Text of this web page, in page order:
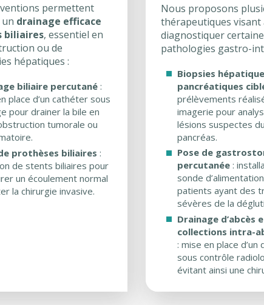
permettent
un drainage efficace
biliaires, essentiel en
ou de
hépatiques :
biliaire percutané:
place d’un cathéter sous
pour drainer la bile en
tumorale ou
prothèses biliaires :
de stents biliaires pour
un écoulement normal
la chirurgie invasive.
Nous proposons
thérapeutiques
diagnostiquer
pathologies gastro-
Biopsies
pancréatiques
prélèvements
imagerie pour
lésions suspectes
pancréas.
Pose de
percutanée :
sonde
patients ayant des
sévères de la
Drainage d’abcès
collections intra-
: mise en place d’un
sous contrôle
évitant ainsi une